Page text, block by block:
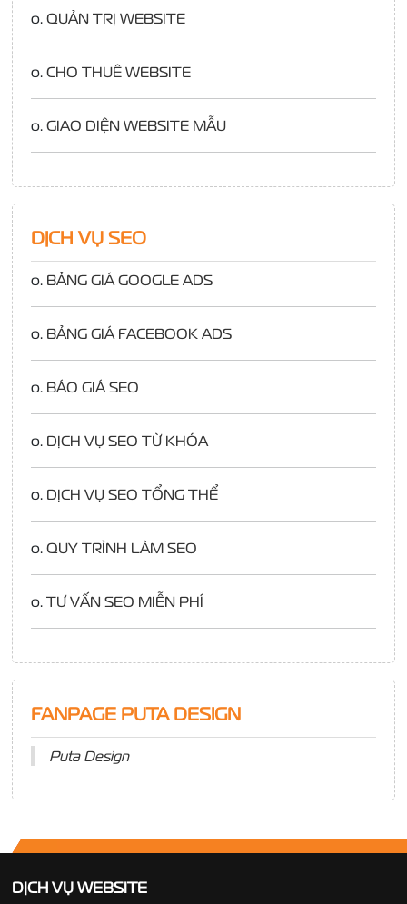
o. QUẢN TRỊ WEBSITE
o. CHO THUÊ WEBSITE
o. GIAO DIỆN WEBSITE MẪU
DỊCH VỤ SEO
o. BẢNG GIÁ GOOGLE ADS
o. BẢNG GIÁ FACEBOOK ADS
o. BÁO GIÁ SEO
o. DỊCH VỤ SEO TỪ KHÓA
o. DỊCH VỤ SEO TỔNG THỂ
o. QUY TRÌNH LÀM SEO
o. TƯ VẤN SEO MIỄN PHÍ
FANPAGE PUTA DESIGN
Puta Design
DỊCH VỤ WEBSITE